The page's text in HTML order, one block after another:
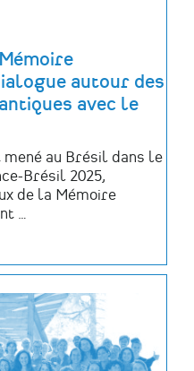
autour des
avec le
au Brésil dans le
Brésil 2025,
de la Mémoire
…